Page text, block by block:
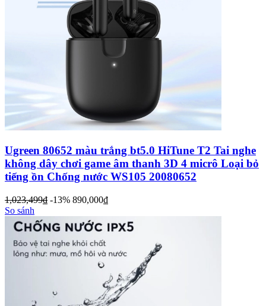
Ugreen 80652 màu trắng bt5.0 HiTune T2 Tai nghe
không dây chơi game âm thanh 3D 4 micrô Loại bỏ
tiếng ồn Chống nước WS105 20080652
1,023,499đ -13% 890,000đ
So sánh